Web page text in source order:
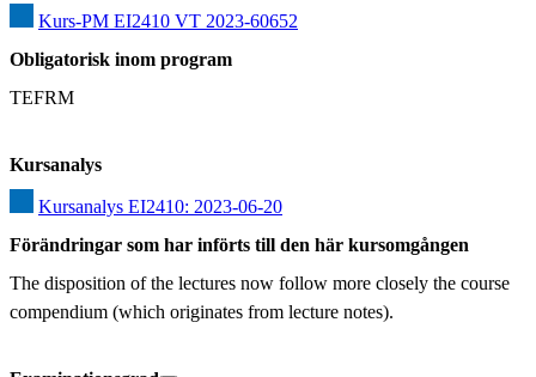
Kurs-PM EI2410 VT 2023-60652
Obligatorisk inom program
TEFRM
Kursanalys
Kursanalys EI2410: 2023-06-20
Förändringar som har införts till den här kursomgången
The disposition of the lectures now follow more closely the course
compendium (which originates from lecture notes).